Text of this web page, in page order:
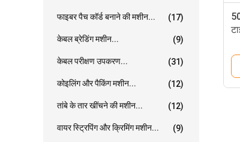
फाइबर पैच कॉर्ड बनाने की मशीन... (17)
केबल ब्रेडिंग मशीन... (9)
केबल परीक्षण उपकरण... (31)
कोइलिंग और पैकिंग मशीन... (12)
तांबे के तार खींचने की मशीन... (12)
वायर स्ट्रिपिंग और क्रिमिंग मशीन... (9)